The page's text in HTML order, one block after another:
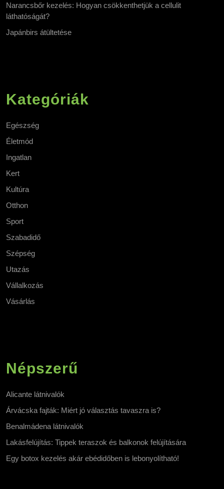
Narancsbőr kezelés: Hogyan csökkenthetjük a cellulit
láthatóságát?
Japánbirs átültetése
Kategóriák
Egészség
Életmód
Ingatlan
Kert
Kultúra
Otthon
Sport
Szabadidő
Szépség
Utazás
Vállalkozás
Vásárlás
Népszerű
Alicante látnivalók
Árvácska fajták: Miért jó választás tavaszra is?
Benalmádena látnivalók
Lakásfelújítás: Tippek teraszok és balkonok felújítására
Egy botox kezelés akár ebédidőben is lebonyolítható!